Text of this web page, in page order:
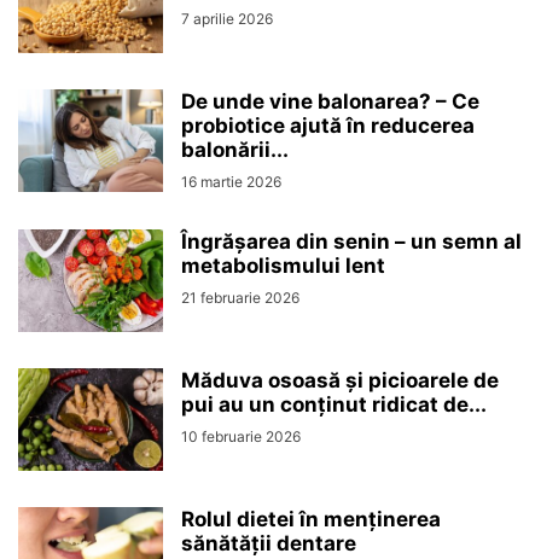
7 aprilie 2026
De unde vine balonarea? – Ce
probiotice ajută în reducerea
balonării...
16 martie 2026
Îngrășarea din senin – un semn al
metabolismului lent
21 februarie 2026
Măduva osoasă și picioarele de
pui au un conținut ridicat de...
10 februarie 2026
Rolul dietei în menținerea
sănătății dentare